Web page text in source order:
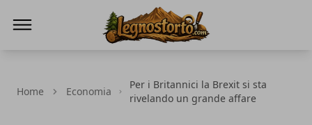
Home Economia
Per i Britannici la Brexit si sta
rivelando un grande affare